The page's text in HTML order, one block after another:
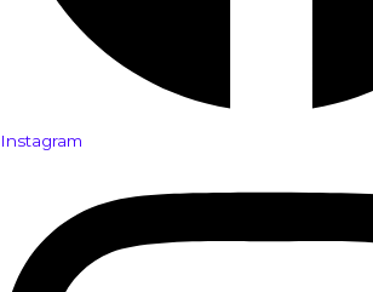
Instagram